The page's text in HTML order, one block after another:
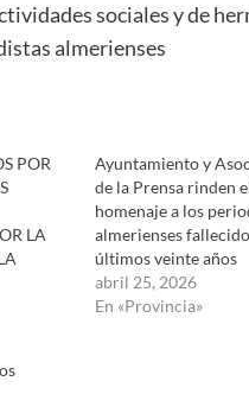
sociales y de
almerienses
POR
LA
Ayuntamiento y
de la Prensa rinden
homenaje a los
almerienses
últimos veinte años
abril 25, 2026
En «Provincia»